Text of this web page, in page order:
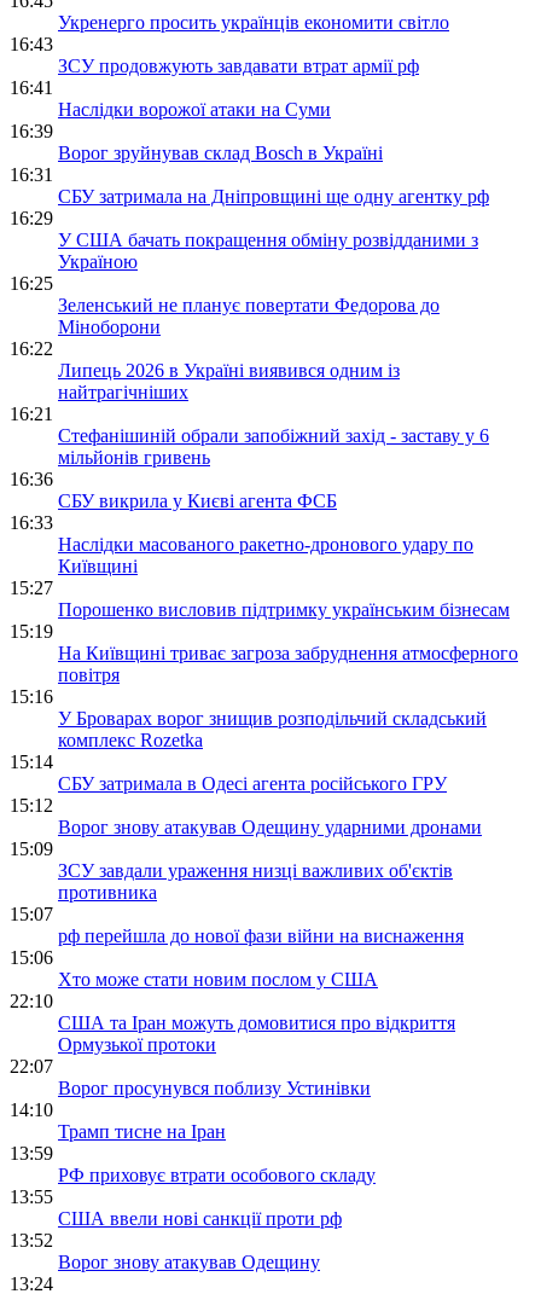
Укренерго просить українців економити світло
16:43
ЗСУ продовжують завдавати втрат армії рф
16:41
Наслідки ворожої атаки на Суми
16:39
Ворог зруйнував склад Bosch в Україні
16:31
СБУ затримала на Дніпровщині ще одну агентку рф
16:29
У США бачать покращення обміну розвідданими з
Україною
16:25
Зеленський не планує повертати Федорова до
Міноборони
16:22
Липець 2026 в Україні виявився одним із
найтрагічніших
16:21
Стефанішиній обрали запобіжний захід - заставу у 6
мільйонів гривень
16:36
СБУ викрила у Києві агента ФСБ
16:33
Наслідки масованого ракетно-дронового удару по
Київщині
15:27
Порошенко висловив підтримку українським бізнесам
15:19
На Київщині триває загроза забруднення атмосферного
повітря
15:16
У Броварах ворог знищив розподільчий складський
комплекс Rozetka
15:14
СБУ затримала в Одесі агента російського ГРУ
15:12
Ворог знову атакував Одещину ударними дронами
15:09
ЗСУ завдали ураження низці важливих об'єктів
противника
15:07
рф перейшла до нової фази війни на виснаження
15:06
Хто може стати новим послом у США
22:10
США та Іран можуть домовитися про відкриття
Ормузької протоки
22:07
Ворог просунувся поблизу Устинівки
14:10
Трамп тисне на Іран
13:59
РФ приховує втрати особового складу
13:55
США ввели нові санкції проти рф
13:52
Ворог знову атакував Одещину
13:24